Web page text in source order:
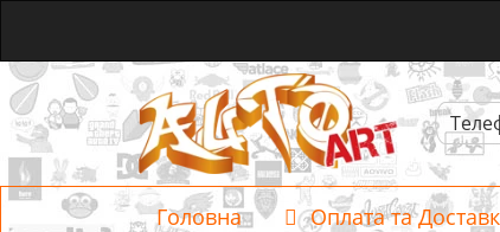
Головна Оплата та